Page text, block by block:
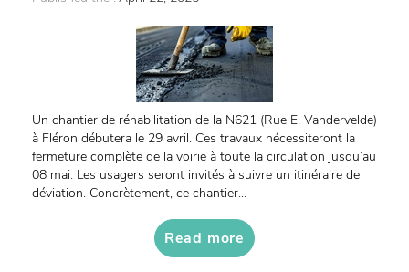
Un chantier de réhabilitation de la N621 (Rue E. Vandervelde)
à Fléron débutera le 29 avril. Ces travaux nécessiteront la
fermeture complète de la voirie à toute la circulation jusqu’au
08 mai. Les usagers seront invités à suivre un itinéraire de
déviation. Concrètement, ce chantier...
Read more